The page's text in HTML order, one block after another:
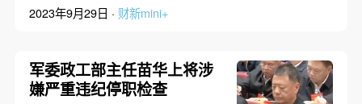
2023年9月29日 · 财新mini+
军委政工部主任苗华上将涉
嫌严重违纪停职检查